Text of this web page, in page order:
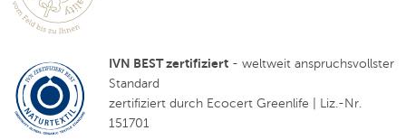
IVN BEST zertifiziert - weltweit anspruchsvollster
Standard
zertifiziert durch Ecocert Greenlife | Liz.-Nr.
151701